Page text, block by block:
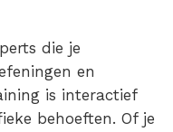
die je
en
is interactief
behoeften. Of je